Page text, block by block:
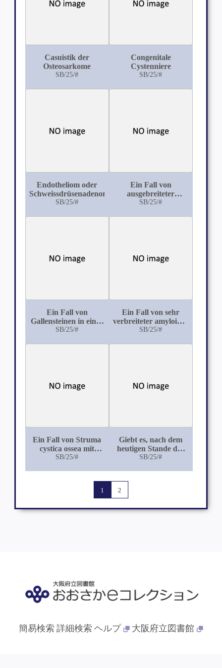
Casuistik der
Osteosarkome
SB/25/#
Congenitale
Cystenniere
SB/25/#
Endotheliom oder
Schweissdrüsenadenom?
SB/25/#
Ein Fall von
ausgebreiteter
Ablösung der Pleura
SB/25/#
Ein Fall von
Gallensteinen in einer
Pankreascyste
SB/25/#
Ein Fall von sehr
verbreiteter amyloider
Degeneration als
SB/25/#
Ein Fall von Struma
cystica ossea mit
Fistelbildung!
SB/25/#
Giebt es, nach dem
heutigen Stande der
Litteratur[sic.], eine
progressiven Paralyse
Grosshirn-Rinde?
SB/25/#
1 2
簡易検索 詳細検索 ヘルプ 大阪府立図書館